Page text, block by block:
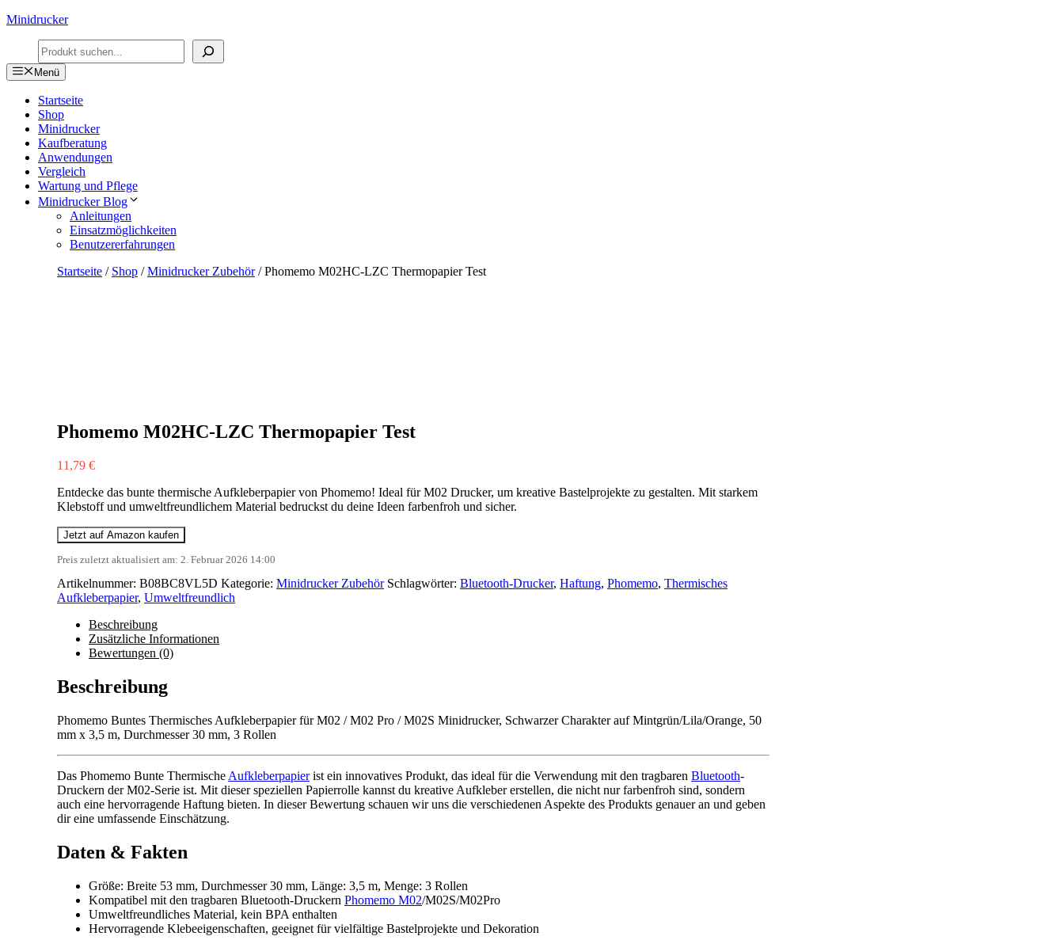
Zum
springen
Minidrucker
Suchen
Menü
Startseite
Shop
Minidrucker
Kaufberatung
Anwendungen
Vergleich
Wartung und Pflege
Minidrucker Blog
Anleitungen
Einsatzmöglichkeiten
Benutzererfahrungen
Startseite / Shop /Minidrucker Zubehör/ Phomemo M02HC-LZC Thermopapier Test
Phomemo M02HC-LZC Thermopapier Test
11,79 €
Entdecke das bunte thermische Aufkleberpapier von Phomemo! Ideal für M02 Drucker, um kreative Bastelprojekte zu gestalten. Mit starkem
Klebstoff und umweltfreundlichem Material bedruckst du deine Ideen farbenfroh und sicher.
Jetzt auf Amazon kaufen
Preis zuletzt aktualisiert am: 2. Februar 2026 14:00
Artikelnummer: B08BC8VL5D Kategorie: Minidrucker Zubehör Schlagwörter: Bluetooth-Drucker, Haftung, Phomemo, Thermisches
Aufkleberpapier, Umweltfreundlich
Beschreibung
Zusätzliche Informationen
Bewertungen (0)
Beschreibung
Phomemo Buntes Thermisches Aufkleberpapier für M02 / M02 Pro / M02S Minidrucker, Schwarzer Charakter auf Mintgrün/Lila/Orange, 50
mm x 3,5 m, Durchmesser 30 mm, 3 Rollen
Das Phomemo Bunte Thermische Aufkleberpapierist ein innovatives Produkt, das ideal für die Verwendung mit den tragbaren Bluetooth-
Druckern der M02-Serie ist. Mit dieser speziellen Papierrolle kannst du kreative Aufkleber erstellen, die nicht nur farbenfroh sind, sondern
auch eine hervorragende Haftung bieten. In dieser Bewertung schauen wir uns die verschiedenen Aspekte des Produkts genauer an und geben
dir eine umfassende Einschätzung.
Daten & Fakten
Größe: Breite 53 mm, Durchmesser 30 mm, Länge: 3,5 m, Menge: 3 Rollen
Kompatibel mit den tragbaren Bluetooth-Druckern Phomemo M02/M02S/M02Pro
Umweltfreundliches Material, kein BPA enthalten
Hervorragende Klebeeigenschaften, geeignet für vielfältige Bastelprojekte und Dekoration